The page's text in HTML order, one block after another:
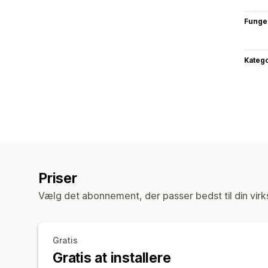
Priser
Vælg det abonnement, der passer bedst til din
Gratis
Gratis at installere